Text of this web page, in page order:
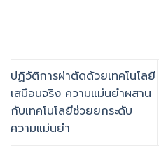
ปฏิวัติการผ่าตัดด้วยเทคโนโลยี
เสมือนจริง ความแม่นยำผสาน
กับเทคโนโลยีช่วยยกระดับ
ความแม่นยำ